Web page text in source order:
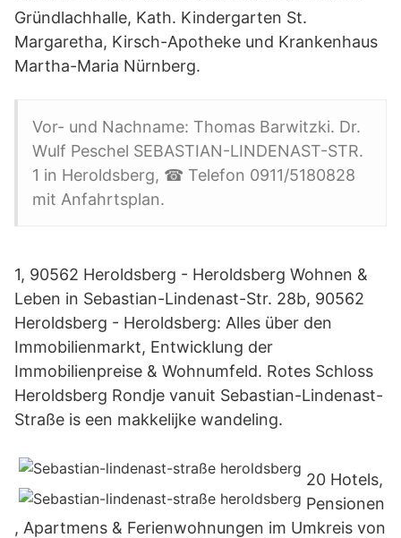
Gründlachhalle, Kath. Kindergarten St.
Margaretha, Kirsch-Apotheke und Krankenhaus
Martha-Maria Nürnberg.
Vor- und Nachname: Thomas Barwitzki. Dr.
Wulf Peschel SEBASTIAN-LINDENAST-STR.
1 in Heroldsberg, ☎ Telefon 0911/5180828
mit Anfahrtsplan.
1, 90562 Heroldsberg - Heroldsberg Wohnen &
Leben in Sebastian-Lindenast-Str. 28b, 90562
Heroldsberg - Heroldsberg: Alles über den
Immobilienmarkt, Entwicklung der
Immobilienpreise & Wohnumfeld. Rotes Schloss
Heroldsberg Rondje vanuit Sebastian-Lindenast-
Straße is een makkelijke wandeling.
20 Hotels,
Pensionen
, Apartmens & Ferienwohnungen im Umkreis von